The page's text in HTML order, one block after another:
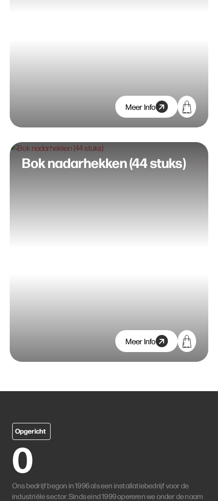
Meer Info
Bok nadarhekken (44 stuks)
Meer Info
Opgericht
0
Ons bedrijf begon in 1996 als een installatiebedrijf voor de
industriële sector. Sinds eind 1999 opereren we onder de naam